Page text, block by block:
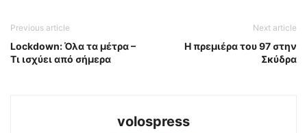
Previous article
Lockdown: Όλα τα μέτρα –
Τι ισχύει από σήμερα
Next article
Η πρεμιέρα του 97 στην
Σκύδρα
volospress